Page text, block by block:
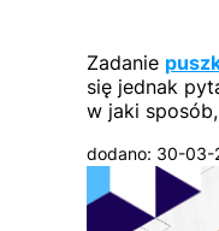
Zadanie
się jednak
w jaki
dodano: 30-03-